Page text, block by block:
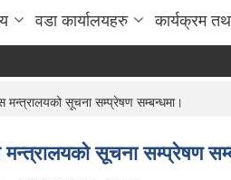
वडा कार्यालयहरु कार्यक्रम
मन्त्रालयको सूचना सम्प्रेषण सम्बन्धमा।
मन्त्रालयको सूचना सम्प्रेषण